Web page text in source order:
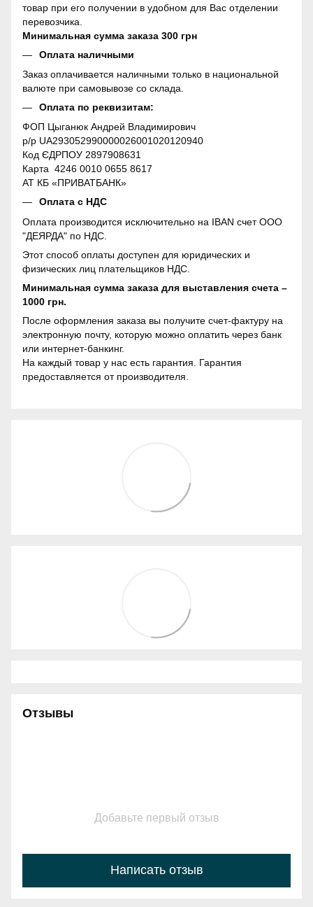
товар при его получении в удобном для Вас отделении
перевозчика.
Минимальная сумма заказа 300 грн
Оплата наличными
Заказ оплачивается наличными только в национальной
валюте при самовывозе со склада.
Оплата по реквизитам:
ФОП Цыганюк Андрей Владимирович
р/р UA293052990000026001020120940
Код ЄДРПОУ 2897908631
Карта 4246 0010 0655 8617
АТ КБ «ПРИВАТБАНК»
Оплата с НДС
Оплата производится исключительно на IBAN счет ООО
"ДЕЯРДА" по НДС.
Этот способ оплаты доступен для юридических и
физических лиц плательщиков НДС.
Минимальная сумма заказа для выставления счета –
1000 грн.
После оформления заказа вы получите счет-фактуру на
электронную почту, которую можно оплатить через банк
или интернет-банкинг.
На каждый товар у нас есть гарантия. Гарантия
предоставляется от производителя.
Отзывы
Добавьте первый отзыв
Написать отзыв